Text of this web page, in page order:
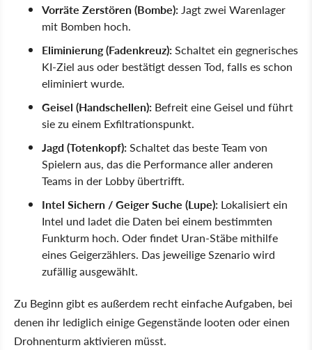
Vorräte Zerstören (Bombe):Jagt zwei Warenlager
mit Bomben hoch.
Eliminierung (Fadenkreuz):Schaltet ein gegnerisches
KI-Ziel aus oder bestätigt dessen Tod, falls es schon
eliminiert wurde.
Geisel (Handschellen): Befreit eine Geisel und führt
sie zu einem Exfiltrationspunkt.
Jagd (Totenkopf):Schaltet das beste Team von
Spielern aus, das die Performance aller anderen
Teams in der Lobby übertrifft.
Intel Sichern / Geiger Suche (Lupe): Lokalisiert ein
Intel und ladet die Daten bei einem bestimmten
Funkturm hoch. Oder findet Uran-Stäbe mithilfe
eines Geigerzählers. Das jeweilige Szenario wird
zufällig ausgewählt.
Zu Beginn gibt es außerdem recht einfache Aufgaben, bei
denen ihr lediglich einige Gegenstände looten oder einen
Drohnenturm aktivieren müsst.